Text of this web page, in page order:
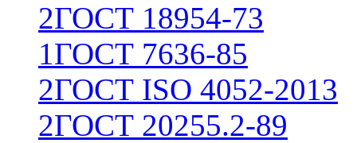
2ГОСТ 18954-73
1ГОСТ 7636-85
2ГОСТ ISO 4052-2013
2ГОСТ 20255.2-89